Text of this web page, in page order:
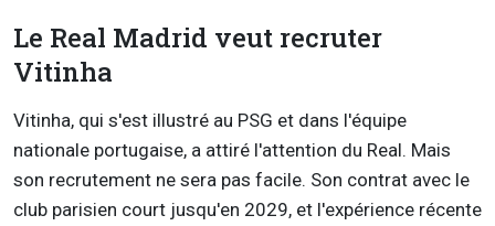
Le Real Madrid veut recruter
Vitinha
Vitinha, qui s'est illustré au PSG et dans l'équipe
nationale portugaise, a attiré l'attention du Real. Mais
son recrutement ne sera pas facile. Son contrat avec le
club parisien court jusqu'en 2029, et l'expérience récente